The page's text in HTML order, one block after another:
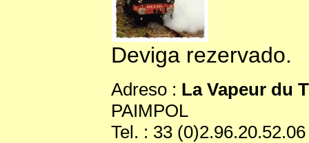
Deviga rezervado.
Adreso : La Vapeur du
PAIMPOL
Tel. : 33